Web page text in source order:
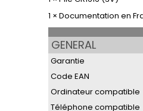
1 × Documentation en
GENERAL
Garantie
Code EAN
Ordinateur compatible
Téléphone compatible